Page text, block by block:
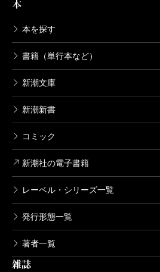
本
本を探す
書籍（単行本など）
新潮文庫
新潮新書
コミック
新潮社の電子書籍
レーベル・シリーズ一覧
発行形態一覧
著者一覧
雑誌